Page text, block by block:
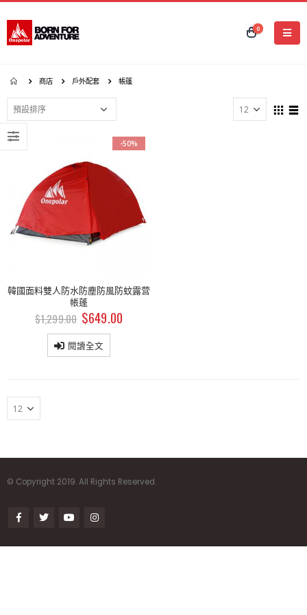
0
商店 戶外配套 帳篷
-50%
韓國面料雙人防水防塵防風防蚊露营
帳蓬
$1,299.00 $649.00
閱讀全文
© Copyright 2019. All Rights Reserved.